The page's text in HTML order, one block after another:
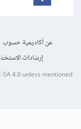
عن أكاديمية حسوب
إرشادات
SA 4.0unless mentioned